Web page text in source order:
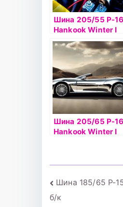
Шина 205/55 Р-16
Hankook Winter I
Pike RS2 W429
шип б/к
Шина 205/65 Р-16
Hankook Winter I
Шина 185/65 Р-
б/к